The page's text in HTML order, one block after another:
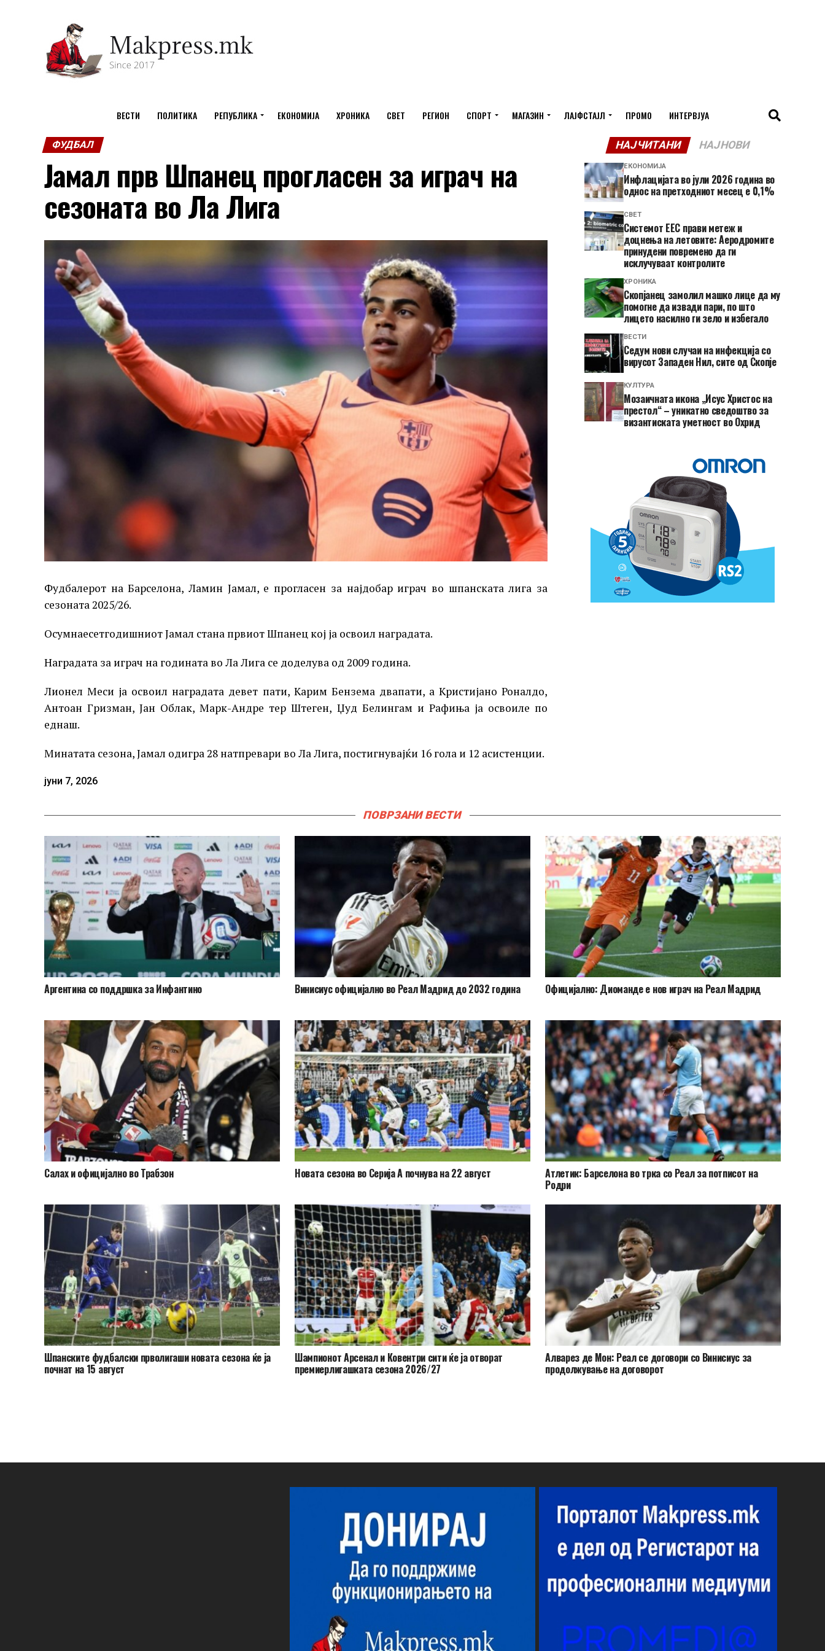
ВЕСТИ ПОЛИТИКА РЕПУБЛИКА ЕКОНОМИЈА ХРОНИКА СВЕТ РЕГИОН СПОРТ МАГАЗИН ЛАЈФСТАЈЛ ПРОМО ИНТЕРВЈУА
ФУДБАЛ
Јамал прв Шпанец прогласен за играч на
сезоната во Ла Лига
Фудбалерот на Барселона, Ламин Јамал, е прогласен за најдобар играч во шпанската лига за
сезоната 2025/26.
Осумнаесетгодишниот Јамал стана првиот Шпанец кој ја освоил наградата.
Наградата за играч на годината во Ла Лига се доделува од 2009 година.
Лионел Меси ја освоил наградата девет пати, Карим Бензема двапати, а Кристијано Роналдо,
Антоан Гризман, Јан Облак, Марк-Андре тер Штеген, Џуд Белингам и Рафиња ја освоиле по
еднаш.
Минатата сезона, Јамал одигра 28 натпревари во Ла Лига, постигнувајќи 16 гола и 12 асистенции.
јуни 7, 2026
НАЈЧИТАНИ НАЈНОВИ
ЕКОНОМИЈА
Инфлацијата во јули 2026 година во
однос на претходниот месец е 0,1%
СВЕТ
Системот ЕЕС прави метеж и
доцнења на летовите: Аеродромите
принудени повремено да ги
исклучуваат контролите
ХРОНИКА
Скопјанец замолил машко лице да му
помогне да извади пари, по што
лицето насилно ги зело и избегало
ВЕСТИ
Седум нови случаи на инфекција со
вирусот Западен Нил, сите од Скопје
КУЛТУРА
Мозаичната икона „Исус Христос на
престол“ – уникатно сведоштво за
византиската уметност во Охрид
ПОВРЗАНИ ВЕСТИ
Аргентина со поддршка за Инфантино Винисиус официјално во Реал Мадрид до 2032 година Официјално: Диоманде е нов играч на Реал Мадрид
Салах и официјално во Трабзон Новата сезона во Серија А почнува на 22 август Атлетик: Барселона во трка со Реал за потписот на
Родри
Шпанските фудбалски прволигаши новата сезона ќе ја
почнат на 15 август
Шампионот Арсенал и Ковентри сити ќе ја отворат
премиерлигашката сезона 2026/27
Алварез де Мон: Реал се договори со Винисиус за
продолжување на договорот